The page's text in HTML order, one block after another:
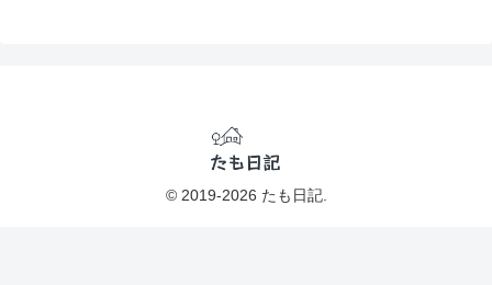
© 2019-2026 たも日記.